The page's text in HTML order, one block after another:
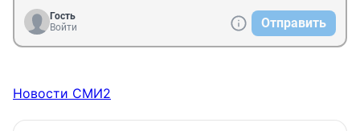
Гость
Войти
Отправить
Новости СМИ2